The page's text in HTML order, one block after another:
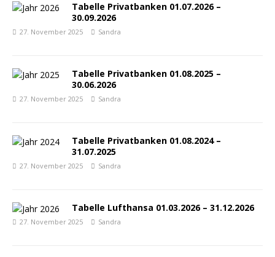
Tabelle Privatbanken 01.07.2026 –
30.09.2026
27. November 2025 Sandra
Tabelle Privatbanken 01.08.2025 –
30.06.2026
27. November 2025 Sandra
Tabelle Privatbanken 01.08.2024 –
31.07.2025
27. November 2025 Sandra
Tabelle Lufthansa 01.03.2026 – 31.12.2026
27. November 2025 Sandra